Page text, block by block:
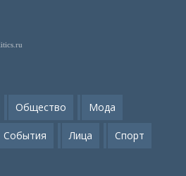
Общество Мода
События Лица Спорт